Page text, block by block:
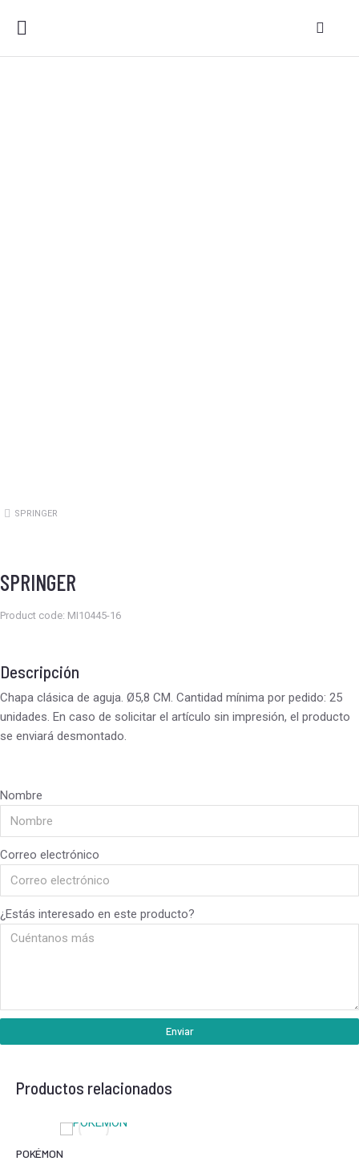
Estás aquí:
SPRINGER
SPRINGER
Product code: MI10445-16
Descripción
Chapa clásica de aguja. Ø5,8 CM. Cantidad mínima por pedido: 25
unidades. En caso de solicitar el artículo sin impresión, el producto
se enviará desmontado.
Nombre
Correo electrónico
¿Estás interesado en este producto?
Enviar
Productos relacionados
POKÉMON